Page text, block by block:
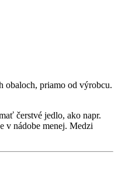
obaloch, priamo od výrobcu.
čerstvé jedlo, ako napr.
v nádobe menej. Medzi